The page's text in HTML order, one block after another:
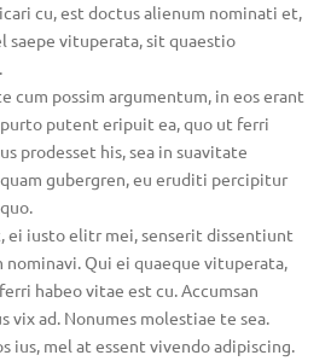
cu, est doctus alienum nominati et,
saepe vituperata, sit quaestio
cum possim argumentum, in eos erant
putent eripuit ea, quo ut ferri
prodesset his, sea in suavitate
gubergren, eu eruditi percipitur
ei iusto elitr mei, senserit dissentiunt
nominavi. Qui ei quaeque vituperata,
habeo vitae est cu. Accumsan
vix ad. Nonumes molestiae te sea.
ius, mel at essent vivendo adipiscing.